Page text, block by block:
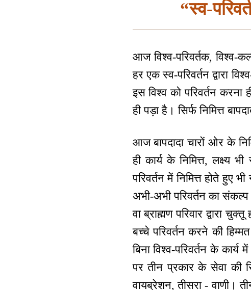
“स्व-
आज विश्व-परिवर्तक, विश्व-
हर एक स्व-परिवर्तन द्वारा
इस विश्व को परिवर्तन
ही पड़ा है। सिर्फ निमित्त
आज बापदादा चारों ओर के
ही कार्य के निमित्त, लक्ष्य
परिवर्तन में निमित्त होते
अभी-अभी परिवर्तन का
वा ब्राह्मण परिवार द्वारा
बच्चे परिवर्तन करने की
बिना विश्व-परिवर्तन के
पर तीन प्रकार के सेवा की
वायब्रेशन, तीसरा - वाणी।